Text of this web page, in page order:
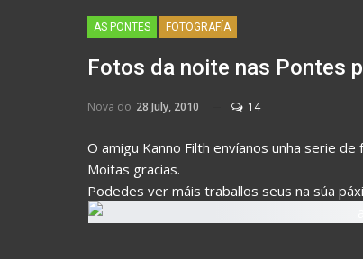
AS PONTES FOTOGRAFÍA
Fotos da noite nas Pontes
Nova do 28 July, 2010 14
O amigu Kanno Filth envíanos unha serie de
Moitas gracias.
Podedes ver máis traballos seus na súa